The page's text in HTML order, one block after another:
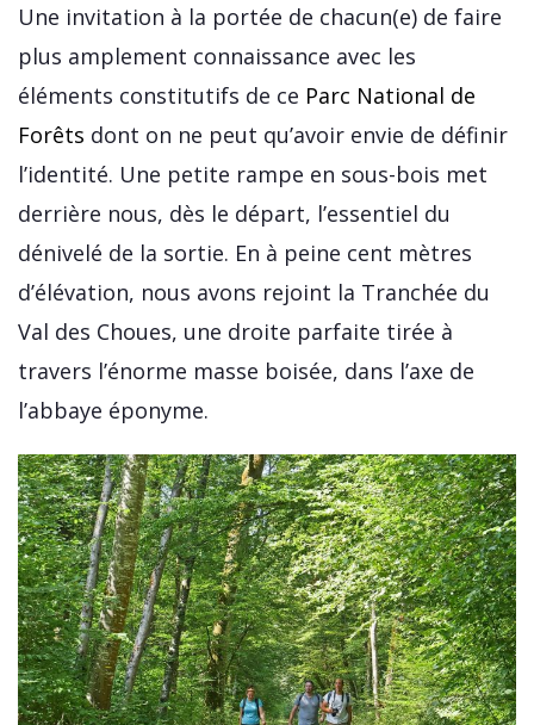
Une invitation à la portée de chacun(e) de faire
plus amplement connaissance avec les
éléments constitutifs de ce Parc National de
Forêts dont on ne peut qu’avoir envie de définir
l’identité. Une petite rampe en sous-bois met
derrière nous, dès le départ, l’essentiel du
dénivelé de la sortie. En à peine cent mètres
d’élévation, nous avons rejoint la Tranchée du
Val des Choues, une droite parfaite tirée à
travers l’énorme masse boisée, dans l’axe de
l’abbaye éponyme.